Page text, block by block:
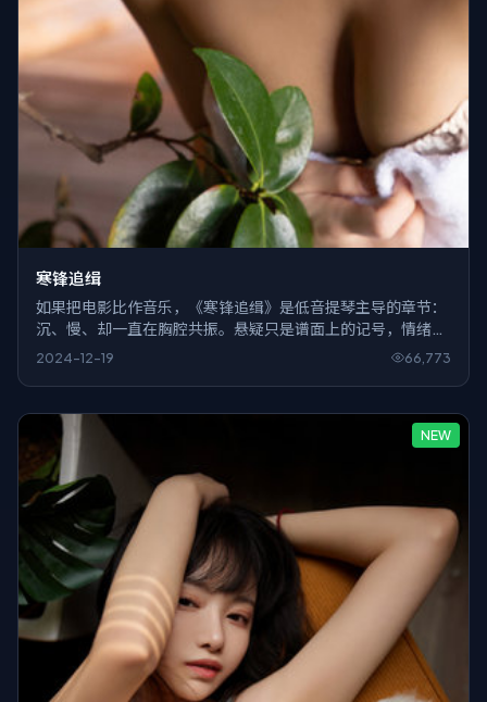
寒锋追缉
如果把电影比作音乐，《寒锋追缉》是低音提琴主导的章节：
沉、慢、却一直在胸腔共振。悬疑只是谱面上的记号，情绪才
是演奏者。
2024-12-19 66,773
NEW